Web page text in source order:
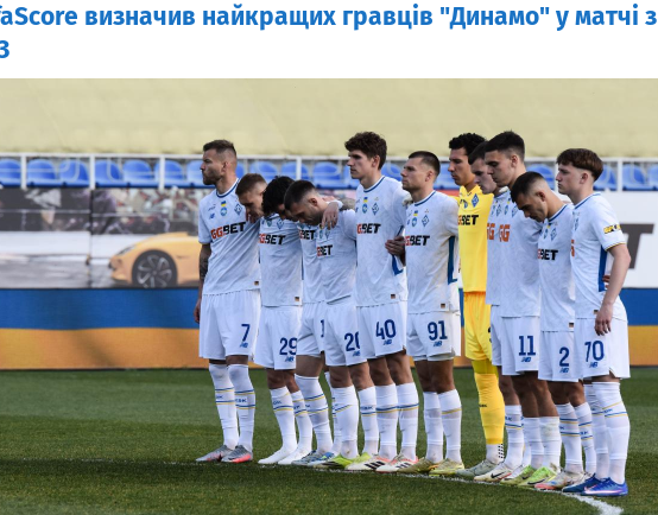
визначив найкращих гравців "Динамо" у матчі з